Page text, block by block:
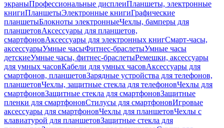
экраныПрофессиональные дисплеиПланшеты, электронные
книгиПланшетыЭлектронные книгиГрафические
планшетыБлокноты электронныеЧехлы, бамперы для
планшетовАксессуары для планшетов,
смартфоновАксессуары для электронных книгСмарт-часы,
аксессуарыУмные часыФитнес-браслетыУмные часы
детскиеУмные часы, фитнес-браслетыРемешки, аксессуары
для умных часовКабели для умных часовАксессуары для
смартфонов, планшетовЗарядные устройства для телефонов,
планшетовЧехлы, защитные стекла для телефоновЧехлы для
смартфоновЗащитные стекла для смартфоновЗащитные
пленки для смартфоновСтилусы для смартфоновИгровые
аксессуары для смартфоновЧехлы для планшетовЧехлы с
клавиатурой для планшетовЗащитные стекла для